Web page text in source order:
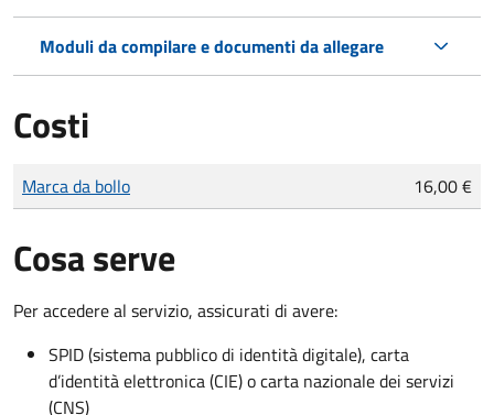
Moduli da compilare e documenti da allegare
Costi
Tipo di pagamento
Importo
Marca da bollo 16,00 €
Cosa serve
Per accedere al servizio, assicurati di avere:
SPID (sistema pubblico di identità digitale), carta
d’identità elettronica (CIE) o carta nazionale dei servizi
(CNS)